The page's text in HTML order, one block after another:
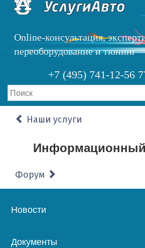
Перейти
содержанию
Online-консультация,
переоборудование и тюнинг
+7 (495) 741-12-56
Наши услуги
Форум
Основная
Новости
Документы